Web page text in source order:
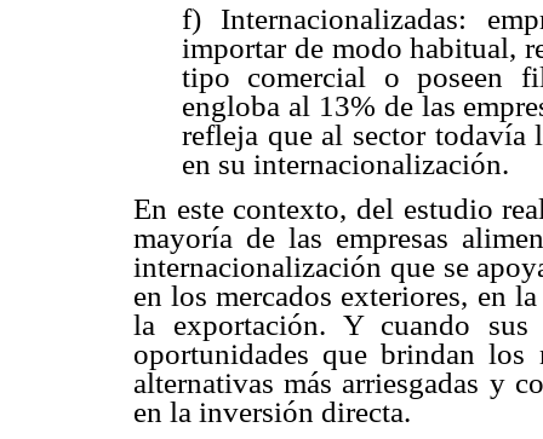
f) Internacionalizadas:
importar de modo habitual,
tipo comercial o poseen
engloba al 13% de las
refleja que al sector todavía
en su internacionalización.
En este contexto, del estudio
mayoría de las empresas
internacionalización que se
en los mercados exteriores, en
la exportación. Y cuando sus
oportunidades que brindan los
alternativas más arriesgadas y
en la inversión directa.